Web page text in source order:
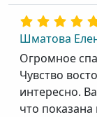
Шматова
Огромное
Чувство
интересно.
что